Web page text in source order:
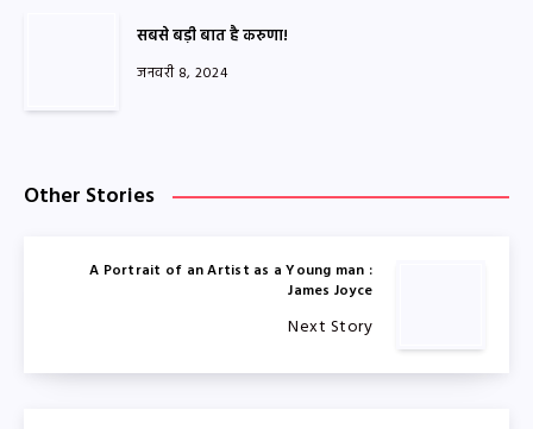
सबसे बड़ी बात है करुणा!
जनवरी 8, 2024
Other Stories
A Portrait of an Artist as a Young man :
James Joyce
Next Story